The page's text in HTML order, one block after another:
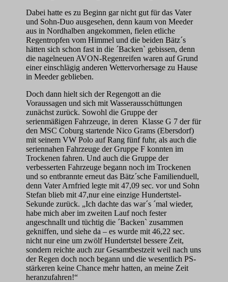
Dabei hatte es zu Beginn gar nicht gut für das Vater
und Sohn-Duo ausgesehen, denn kaum von Meeder
aus in Nordhalben angekommen, fielen etliche
Regentropfen vom Himmel und die beiden Bätz´s
hätten sich schon fast in die ´Backen` gebissen, denn
die nagelneuen AVON-Regenreifen waren auf Grund
einer einschlägig anderen Wettervorhersage zu Hause
in Meeder geblieben.
Doch dann hielt sich der Regengott an die
Voraussagen und sich mit Wasserausschüttungen
zunächst zurück. Sowohl die Gruppe der
serienmäßigen Fahrzeuge, in deren Klasse G 7 der für
den MSC Coburg startende Nico Grams (Ebersdorf)
mit seinem VW Polo auf Rang fünf fuhr, als auch die
seriennahen Fahrzeuge der Gruppe F konnten im
Trockenen fahren. Und auch die Gruppe der
verbesserten Fahrzeuge begann noch im Trockenen
und so entbrannte erneut das Bätz´sche Familienduell,
denn Vater Arnfried legte mit 47,09 sec. vor und Sohn
Stefan blieb mit 47,nur eine einzige Hundertstel-
Sekunde zurück. „Ich dachte das war´s ´mal wieder,
habe mich aber im zweiten Lauf noch fester
angeschnallt und tüchtig die ´Backen` zusammen
gekniffen, und siehe da – es wurde mit 46,22 sec.
nicht nur eine um zwölf Hundertstel bessere Zeit,
sondern reichte auch zur Gesamtbestzeit weil nach uns
der Regen doch noch begann und die wesentlich PS-
stärkeren keine Chance mehr hatten, an meine Zeit
heranzufahren!“